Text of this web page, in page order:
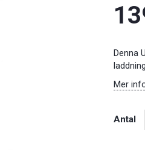
Denna
Mer
Antal